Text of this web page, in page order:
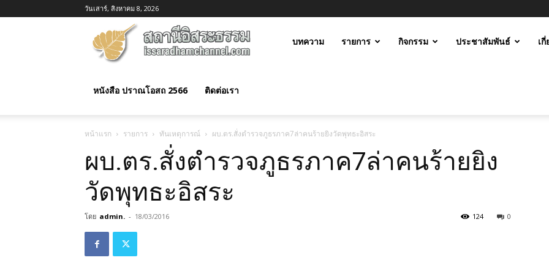
วันเสาร์, สิงหาคม 8, 2026
บทความ รายการ กิจกรรม ประชาสัมพันธ์ เ
หนังสือ ปราณโอสถ 2566 ติดต่อเรา
หน้าแรก รายการ ทันเหตุการณ์ ผบ.ตร.สั่งตำรวจภูธรภาค7ล่าคนร้ายยิงวัดพุทธะอิสระ
ผบ.ตร.สั่งตำรวจภูธรภาค7ล่าคนร้ายยิง
วัดพุทธะอิสระ
โดย admin. - 18/03/2016 0
124